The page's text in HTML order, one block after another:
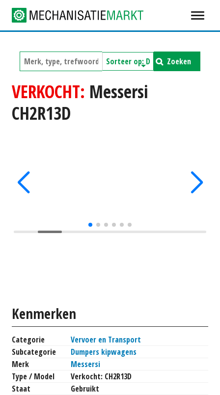
Zoeken
VERKOCHT: Messersi
CH2R13D
Kenmerken
Categorie
Vervoer en Transport
Subcategorie
Dumpers kipwagens
Merk
Messersi
Type / Model
Verkocht: CH2R13D
Staat
Gebruikt